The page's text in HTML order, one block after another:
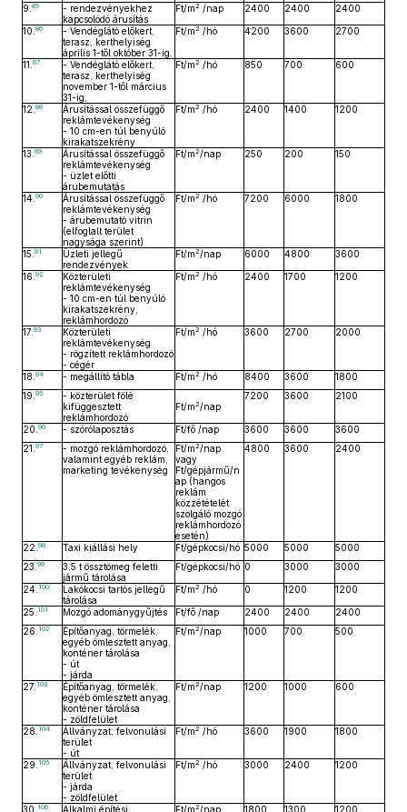
9. 85
- rendezvényekhez
kapcsolódó árusítás
Ft/m2 /nap 2400 2400 2400
10. 86
- Vendéglátó előkert,
terasz, kerthelyiség
április 1-től október 31-ig,
Ft/m2 /hó 4200 3600 2700
11. 87
- Vendéglátó előkert,
terasz, kerthelyiség
november 1-től március
31-ig,
Ft/m2 /hó 850 700 600
12. 88
Árusítással összefüggő
reklámtevékenység
- 10 cm-en túl benyúló
kirakatszekrény
Ft/m2 /hó 2400 1400 1200
13. 89
Árusítással összefüggő
reklámtevékenység
- üzlet előtti
árubemutatás
Ft/m2/nap 250 200 150
14. 90
Árusítással összefüggő
reklámtevékenység
- árubemutató vitrin
(elfoglalt terület
nagysága szerint)
Ft/m2 /hó 7200 6000 1800
15. 91
Üzleti jellegű
rendezvények
Ft/m2/nap 6000 4800 3600
16. 92
Közterületi
reklámtevékenység
- 10 cm-en túl benyúló
kirakatszekrény,
reklámhordozó
Ft/m2 /hó 2400 1700 1200
17. 93
Közterületi
reklámtevékenység
- rögzített reklámhordozó
- cégér
Ft/m2 /hó 3600 2700 2000
18. 94 - megállító tábla Ft/m2 /hó 8400 3600
1800
19. 95
- közterület fölé
kifüggesztett
reklámhordozó
Ft/m2/nap
7200 3600 2100
20. 96 - szórólaposztás Ft/fő /nap 3600 3600
3600
21. 97
- mozgó reklámhordozó,
valamint egyéb reklám,
marketing tevékenység
Ft/m2/nap
vagy
Ft/gépjármű/n
ap (hangos
reklám
közzétételét
szolgáló mozgó
reklámhordozó
esetén)
4800 3600 2400
22. 98 Taxi kiállási hely Ft/gépkocsi/hó 5000 5000
5000
23. 99
3,5 t össztömeg feletti
jármű tárolása
Ft/gépkocsi/hó 0 3000 3000
24. 100
Lakókocsi tartós jellegű
tárolása
Ft/m2 /hó 0 1200 1200
25. 101 Mozgó adománygyűjtés Ft/fő /nap 2400 2400
2400
26. 102
Építőanyag, törmelék,
egyéb ömlesztett anyag,
konténer tárolása
- út
- járda
Ft/m2/nap 1000 700 500
27. 103
Építőanyag, törmelék,
egyéb ömlesztett anyag,
konténer tárolása
- zöldfelület
Ft/m2/nap 1200 1000 600
28. 104
Állványzat, felvonulási
terület
- út
Ft/m2 /hó 3600 1900 1800
29. 105
Állványzat, felvonulási
terület
- járda
- zöldfelület
Ft/m2 /hó 3000 2400 1200
30. 106 Alkalmi építési Ft/m2/nap 1800 1300 1200